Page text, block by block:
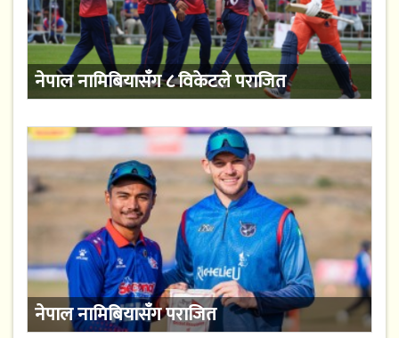
नेपाल नामिबियासँग ८ विकेटले पराजित
नेपाल नामिबियासँग पराजित